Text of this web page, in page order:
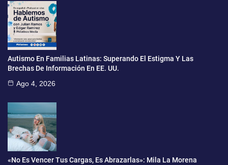
Autismo En Familias Latinas: Superando El Estigma Y Las
Brechas De Información En EE. UU.
Ago 4, 2026
«No Es Vencer Tus Cargas, Es Abrazarlas»: Mila La Morena